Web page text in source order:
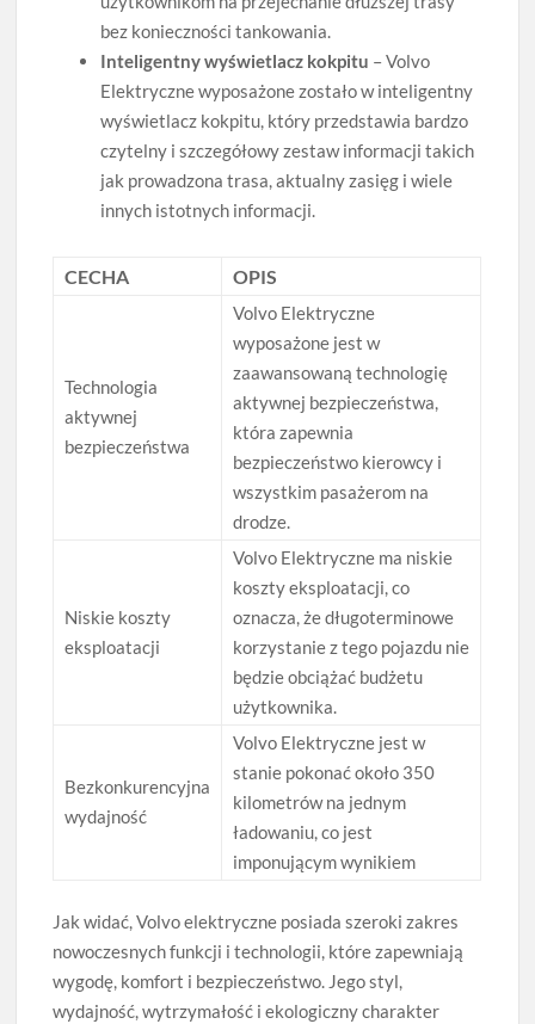
bez konieczności tankowania.
Inteligentny wyświetlacz kokpitu – Volvo
Elektryczne wyposażone zostało w inteligentny
wyświetlacz kokpitu, który przedstawia bardzo
czytelny i szczegółowy zestaw informacji takich
jak prowadzona trasa, aktualny zasięg i wiele
innych istotnych informacji.
CECHA OPIS
Technologia
aktywnej
bezpieczeństwa
Volvo Elektryczne
wyposażone jest w
zaawansowaną technologię
aktywnej bezpieczeństwa,
która zapewnia
bezpieczeństwo kierowcy i
wszystkim pasażerom na
drodze.
Niskie koszty
eksploatacji
Volvo Elektryczne ma niskie
koszty eksploatacji, co
oznacza, że długoterminowe
korzystanie z tego pojazdu nie
będzie obciążać budżetu
użytkownika.
Bezkonkurencyjna
wydajność
Volvo Elektryczne jest w
stanie pokonać około 350
kilometrów na jednym
ładowaniu, co jest
imponującym wynikiem
Jak widać, Volvo elektryczne posiada szeroki zakres
nowoczesnych funkcji i technologii, które zapewniają
wygodę, komfort i bezpieczeństwo. Jego styl,
wydajność, wytrzymałość i ekologiczny charakter